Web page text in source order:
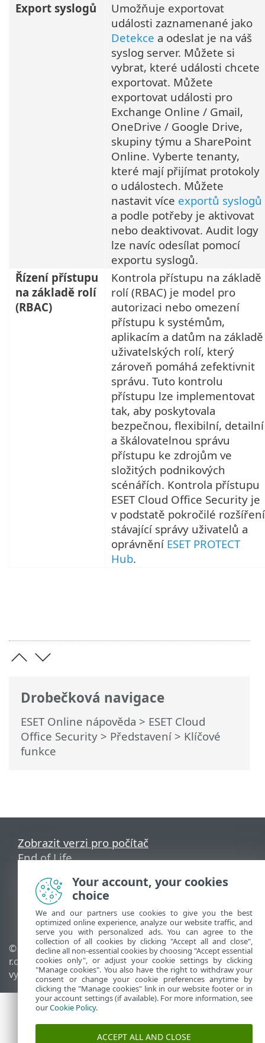
Drobečková navigace
ESET Online nápověda > ESET Cloud
Office Security > Představení > Klíčové
funkce
Export syslogů
Umožňuje exportovat
události zaznamenané jako
Detekce a odeslat je na váš
syslog server. Můžete si
vybrat, které události chcete
exportovat. Můžete
exportovat události pro
Exchange Online / Gmail,
OneDrive / Google Drive,
skupiny týmu a SharePoint
Online. Vyberte tenanty,
které mají přijímat protokoly
o událostech. Můžete
nastavit více exportů syslogů
a podle potřeby je aktivovat
nebo deaktivovat. Audit logy
lze navíc odesílat pomocí
exportu syslogů.
Řízení přístupu
na základě rolí
(RBAC)
Kontrola přístupu na základě
rolí (RBAC) je model pro
autorizaci nebo omezení
přístupu k systémům,
aplikacím a datům na základě
uživatelských rolí, který
zároveň pomáhá zefektivnit
správu. Tuto kontrolu
přístupu lze implementovat
tak, aby poskytovala
bezpečnou, flexibilní, detailní
a škálovatelnou správu
přístupu ke zdrojům ve
složitých podnikových
scénářích. Kontrola přístupu
ESET Cloud Office Security je
v podstatě pokročilé rozšíření
stávající správy uživatelů a
oprávnění ESET PROTECT
Hub.
Zobrazit verzi pro počítač
End of Life
ESET Forum
ESET Status Portal
Regionální podpora
© 1992 - 2026 ESET, spol. s
r.o. - Všechna práva
vyhrazena.
Spravovat cookies
Zásady používání souborů
cookies
Your account, your cookies
choice
We and our partners use cookies to give you the best
optimized online experience, analyze our website traffic, and
serve you with personalized ads. You can agree to the
collection of all cookies by clicking "Accept all and close",
decline all non-essential cookies by choosing "Accept essential
cookies only", or adjust your cookie settings by clicking
"Manage cookies". You also have the right to withdraw your
consent or change your cookie preferences anytime by
clicking the "Manage cookies" link in our website footer or in
your account settings (if available). For more information, see
ourCookie Policy.
ACCEPT ALL AND CLOSE